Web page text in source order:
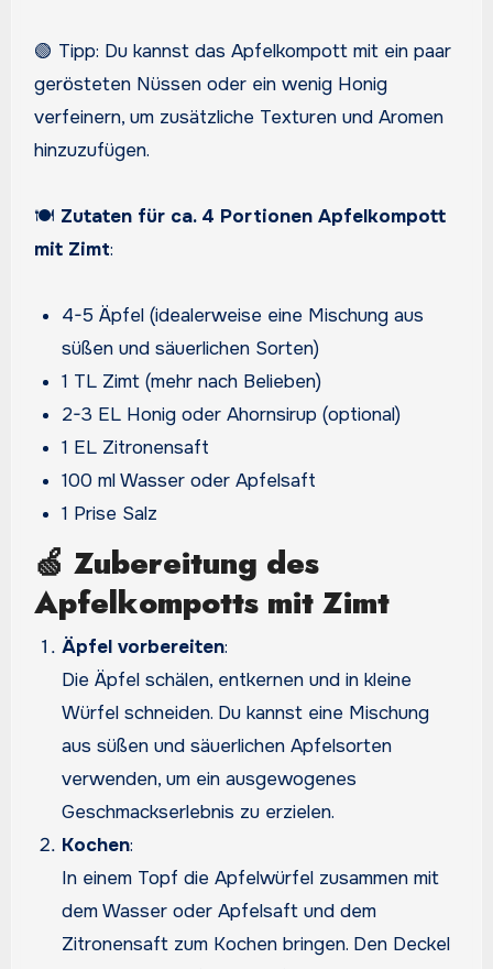
🟢 Tipp: Du kannst das Apfelkompott mit ein paar
gerösteten Nüssen oder ein wenig Honig
verfeinern, um zusätzliche Texturen und Aromen
hinzuzufügen.
🍽️ Zutaten für ca. 4 Portionen Apfelkompott
mit Zimt:
4-5 Äpfel (idealerweise eine Mischung aus
süßen und säuerlichen Sorten)
1 TL Zimt (mehr nach Belieben)
2-3 EL Honig oder Ahornsirup (optional)
1 EL Zitronensaft
100 ml Wasser oder Apfelsaft
1 Prise Salz
🍏 Zubereitung des
Apfelkompotts mit Zimt
Äpfel vorbereiten:
Die Äpfel schälen, entkernen und in kleine
Würfel schneiden. Du kannst eine Mischung
aus süßen und säuerlichen Apfelsorten
verwenden, um ein ausgewogenes
Geschmackserlebnis zu erzielen.
Kochen:
In einem Topf die Apfelwürfel zusammen mit
dem Wasser oder Apfelsaft und dem
Zitronensaft zum Kochen bringen. Den Deckel